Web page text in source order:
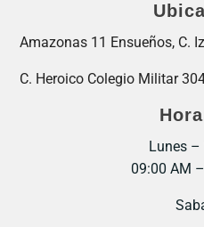
Amazonas 11 Ensueños, C.
C. Heroico Colegio Militar
Lunes –
09:00 AM